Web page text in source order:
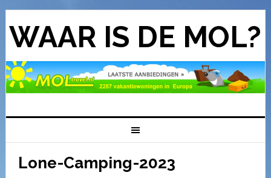
WAAR IS DE MOL?
Lone-Camping-2023